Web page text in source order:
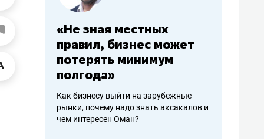
работа «Не зная местных
правил, бизнес может
потерять минимум
полгода»
Как бизнесу выйти на зарубежные
рынки, почему надо знать аксакалов и
чем интересен Оман?